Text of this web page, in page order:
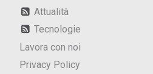
Attualità
Tecnologie
Lavora con noi
Privacy Policy